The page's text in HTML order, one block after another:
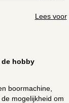
Lees voor
de hobby
boormachine,
mogelijkheid om